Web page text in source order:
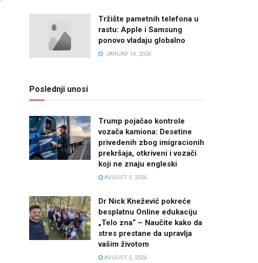
Tržište pametnih telefona u
rastu: Apple i Samsung
ponovo vladaju globalno
JANUAR 14, 2026
Poslednji unosi
Trump pojačao kontrole
vozača kamiona: Desetine
privedenih zbog imigracionih
prekršaja, otkriveni i vozači
koji ne znaju engleski
AVGUST 5, 2026
Dr Nick Knežević pokreće
besplatnu Online edukaciju
„Telo zna“ – Naučite kako da
stres prestane da upravlja
vašim životom
AVGUST 5, 2026